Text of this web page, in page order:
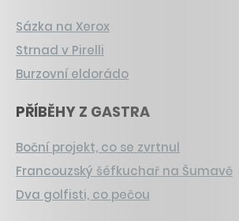
Sázka na Xerox
Strnad v Pirelli
Burzovní eldorádo
PŘÍBĚHY Z GASTRA
Boční projekt, co se zvrtnul
Francouzský šéfkuchař na Šumavě
Dva golfisti, co pečou